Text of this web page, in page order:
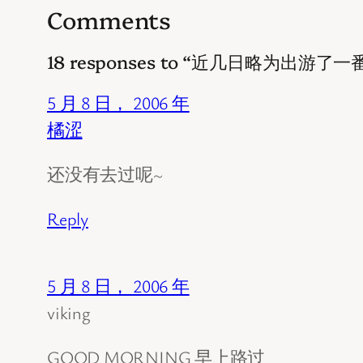
Comments
18 responses to “近几日略为出游了一
5 月 8 日， 2006 年
橘涩
还没有去过呢~
Reply
5 月 8 日， 2006 年
viking
GOOD MORNING 早上路过